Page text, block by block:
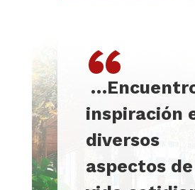
“
…
inspiración
diversos
aspectos